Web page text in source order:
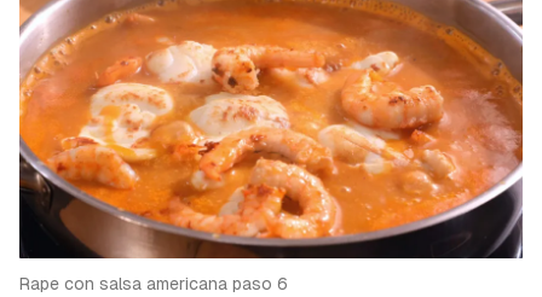
Rape con salsa americana paso 6